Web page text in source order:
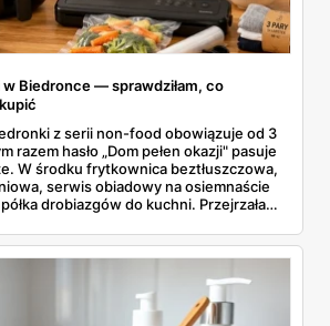
w Biedronce — sprawdziłam, co
z serii non-food obowiązuje od 3
razem hasło „Dom pełen okazji" pasuje
W środku frytkownica beztłuszczowa,
serwis obiadowy na osiemnaście
drobiazgów do kuchni. Przejrzałam
rana.